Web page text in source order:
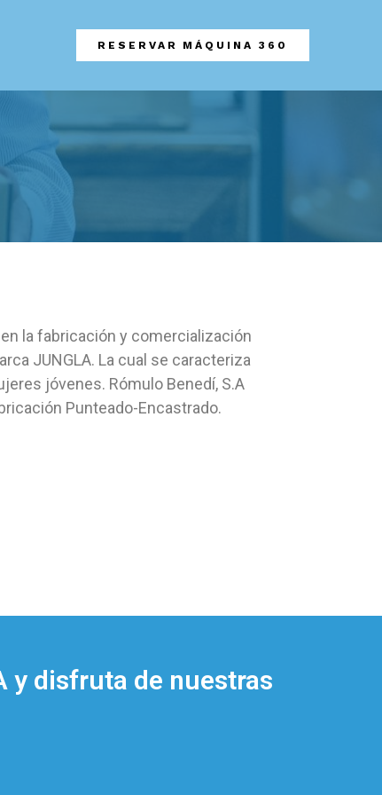
RESERVAR MÁQUINA 360
la fabricación y comercialización
JUNGLA. La cual se caracteriza
jóvenes. Rómulo Benedí, S.A
Punteado-Encastrado.
y disfruta de nuestras